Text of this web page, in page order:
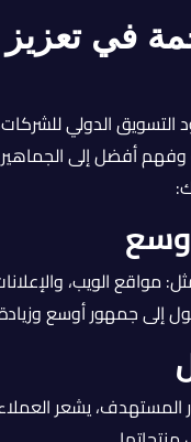
في
التسويق الدولي
وفهم أفضل إلى
مواقع الويب،
إلى جمهور أوسع
يشعر